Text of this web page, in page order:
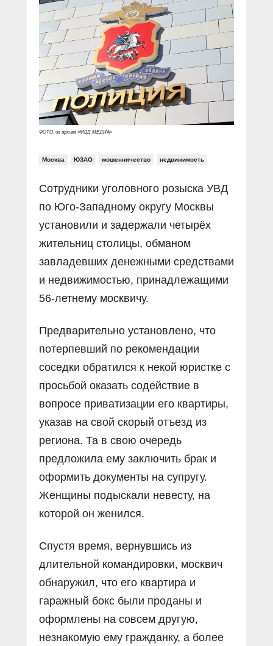
Социальные ролики
Документальные фильмы
Прямой разговор
В знании сила
Специальный репортаж
КиберПОСТОВОЙ
Газета «Щит и меч»
Журнал «Полиция России»
О ПОРТАЛЕ
Контакты
Вакансии
ФОТО: из архива «МВД МЕДИА»
Москва ЮЗАО мошенничество недвижимость
Сотрудники уголовного розыска УВД
по Юго-Западному округу Москвы
установили и задержали четырёх
жительниц столицы, обманом
завладевших денежными средствами
и недвижимостью, принадлежащими
56-летнему москвичу.
Предварительно установлено, что
потерпевший по рекомендации
соседки обратился к некой юристке с
просьбой оказать содействие в
вопросе приватизации его квартиры,
указав на свой скорый отъезд из
региона. Та в свою очередь
предложила ему заключить брак и
оформить документы на супругу.
Женщины подыскали невесту, на
которой он женился.
Спустя время, вернувшись из
длительной командировки, москвич
обнаружил, что его квартира и
гаражный бокс были проданы и
оформлены на совсем другую,
незнакомую ему гражданку, а более